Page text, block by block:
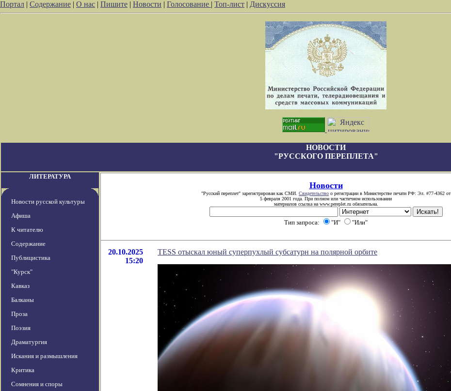
Портал | Содержание | О нас | Пишите | Новости | Голосование | Топ-лист | Дискуссия
НОВОСТИ
"РУССКОГО ПЕРЕПЛЕТА"
ЛИТЕРАТУРА
Новости русской культуры
Афиша
К читателю
Содержание
Публицистика
"Курск"
Кавказ
Балканы
Проза
Поэзия
Драматургия
Искания и размышления
Критика
Сомнения и споры
Новости
"Русский переплет" зарегистрирован как СМИ. Свидетельство о регистрации в Министерстве печати РФ: Эл. #77-4362 от
5 февраля 2001 года. При полном или частичном использовании
материалов ссылка на www.pereplet.ru обязательна.
Тип запроса: "И" "Или"
20.10.2025
15:20
TESS отыскал юный суперпухлый субсатурн на полярной орбите